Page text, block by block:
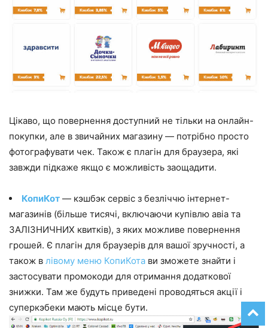
Цікаво, що повернення доступний не тільки на онлайн-
покупки, але в звичайних магазину — потрібно просто
фотографувати чек. Також є плагін для браузера, які
завжди підкаже якщо є можливість заощадити.
КопиКот — кэшбэк сервіс з безліччю інтернет-
магазинів (більше тисячі, включаючи купівлю авіа та
ЗАЛІЗНИЧНИХ квитків), з яких можливе повернення
грошей. Є плагін для браузерів для вашої зручності, а
також в лівому меню КопиКота ви зможете знайти і
застосувати промокоди для отримання додаткової
знижки. Там же будуть приведені проводяться акції і
суперкэбеки мають місце бути.